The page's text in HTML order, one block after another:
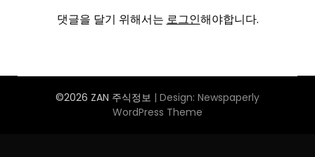
댓글을 달기 위해서는 로그인해야합니다.
©2026 ZAN 주식정보 | Design: Newspaperly
WordPress Theme